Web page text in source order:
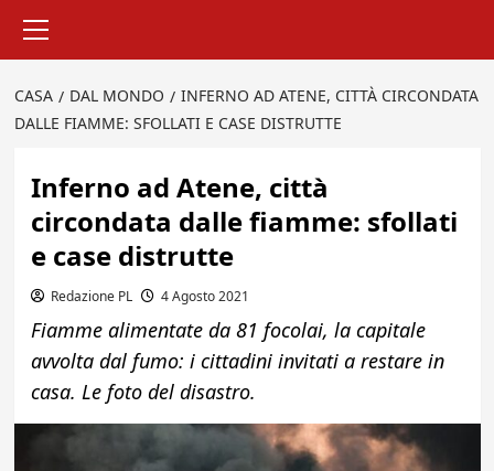
principale
CASA DAL MONDO
INFERNO AD ATENE, CITTÀ CIRCONDATA
DALLE FIAMME: SFOLLATI E CASE DISTRUTTE
Inferno ad Atene, città
circondata dalle fiamme: sfollati
e case distrutte
Redazione PL 4 Agosto 2021
Fiamme alimentate da 81 focolai, la capitale
avvolta dal fumo: i cittadini invitati a restare in
casa. Le foto del disastro.